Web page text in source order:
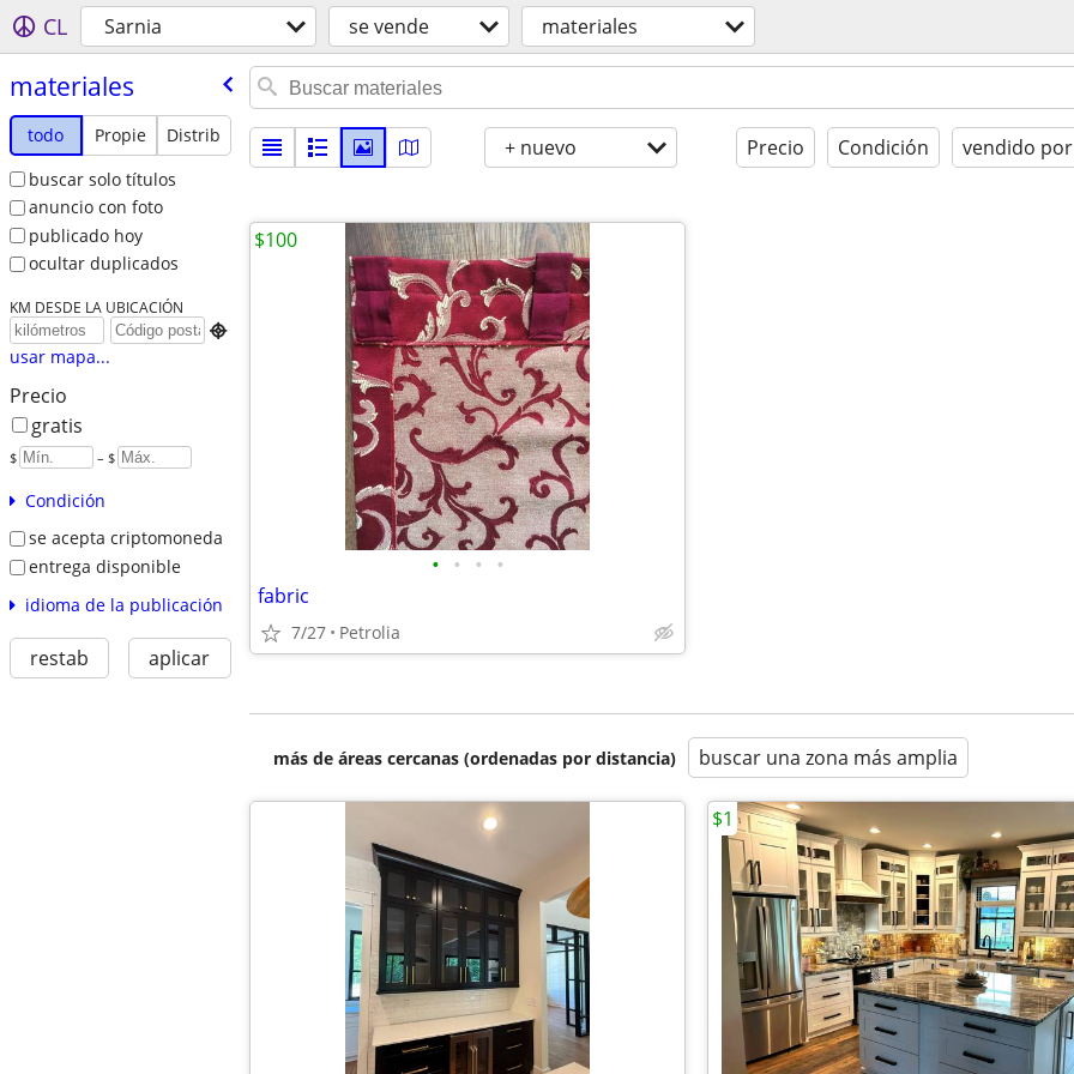
CL Sarnia se vende materiales
materiales
todo Propie
Distrib
buscar solo títulos
anuncio con foto
publicado hoy
ocultar duplicados
KM DESDE LA UBICACIÓN

usar mapa...
Precio
gratis
$ – $
Condición
se acepta criptomoneda
entrega disponible
idioma de la publicación
restab aplicar
+ nuevo Precio Condición vendido por
• • • •
fabric
7/27 Petrolia
$100
más de áreas cercanas (ordenadas por distancia) buscar una zona más amplia
$1